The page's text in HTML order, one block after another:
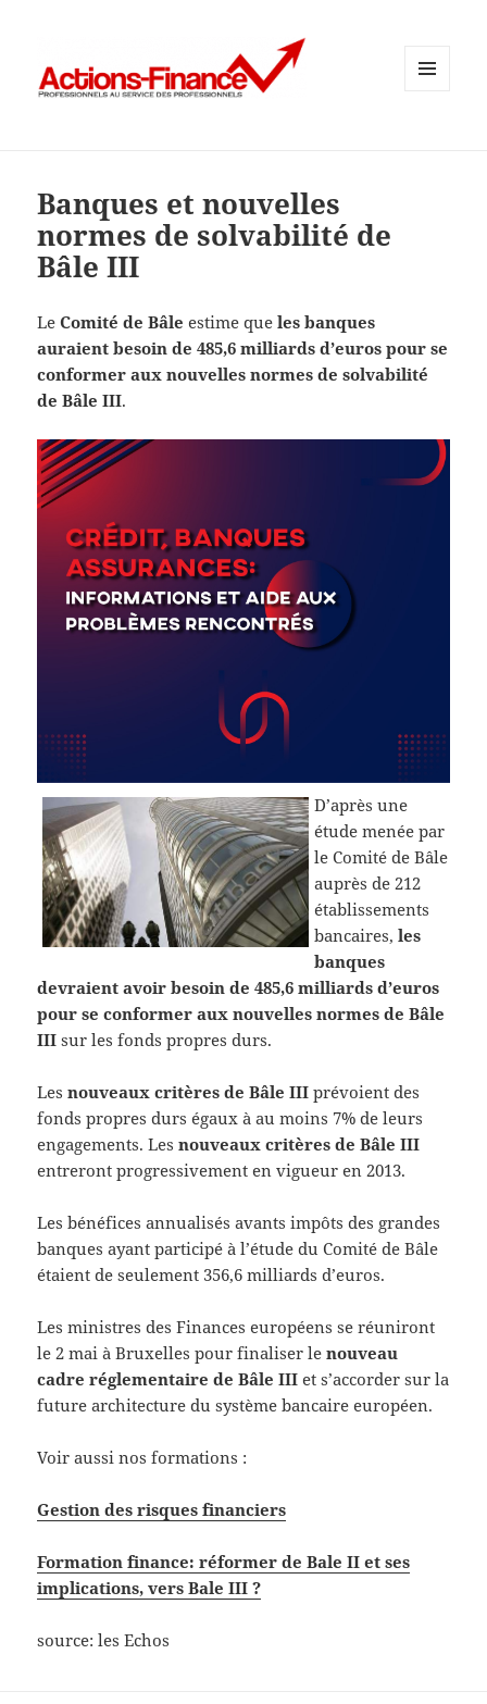
Banques et nouvelles
normes de solvabilité de
Bâle III
LeComité de Bâle estime que les banques
auraient besoin de 485,6 milliards d’euros pour se
conformer aux nouvelles normes de solvabilité
de Bâle III.
D’après une
étude menée par
le Comité de Bâle
auprès de 212
établissements
bancaires,les
banques
devraient avoir besoin de 485,6 milliards d’euros
pour se conformer aux nouvelles normes de Bâle
III sur les fonds propres durs.
Lesnouveaux critères de Bâle III prévoient des
fonds propres durs égaux à au moins 7% de leurs
engagements. Lesnouveaux critères de Bâle III
entreront progressivement en vigueur en 2013.
Les bénéfices annualisés avants impôts des grandes
banques ayant participé à l’étude du Comité de Bâle
étaient de seulement 356,6 milliards d’euros.
Les ministres des Finances européens se réuniront
le 2 mai à Bruxelles pour finaliser lenouveau
cadre réglementaire de Bâle III et s’accorder sur la
future architecture du système bancaire européen.
Voir aussi nos formations :
Gestion des risques financiers
Formation finance: réformer de Bale II et ses
implications, vers Bale III ?
source: les Echos